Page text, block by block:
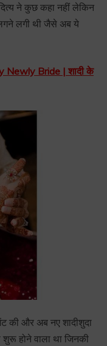
ने कुछ कहा नहीं लेकिन
लगी थी जैसे अब ये
Newly Bride | शादी के
की और अब नए शादीशुदा
होने वाला था जिनकी